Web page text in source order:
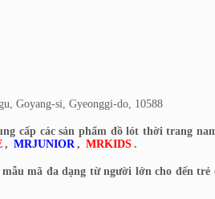
Goyang-si, Gyeonggi-do, 10588
cấp các sản phẩm đồ lót thời trang
, MRJUNIOR , MRKIDS .
mã đa dạng từ người lớn cho đến trẻ